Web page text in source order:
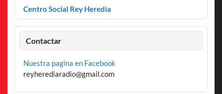
Centro Social Rey Heredia
Contactar
Nuestra pagina en Facebook
reyherediaradio@gmail.com